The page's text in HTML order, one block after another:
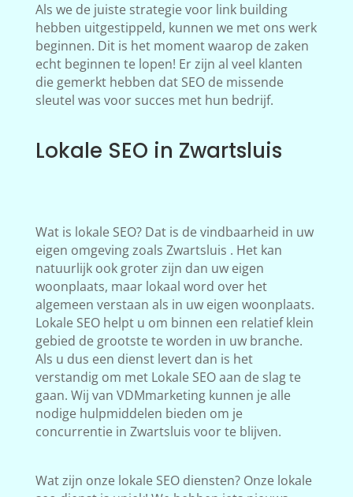
Als we de juiste strategie voor link building
hebben uitgestippeld, kunnen we met ons werk
beginnen. Dit is het moment waarop de zaken
echt beginnen te lopen! Er zijn al veel klanten
die gemerkt hebben dat SEO de missende
sleutel was voor succes met hun bedrijf.
Lokale SEO in Zwartsluis
Wat is lokale SEO? Dat is de vindbaarheid in uw
eigen omgeving zoals Zwartsluis . Het kan
natuurlijk ook groter zijn dan uw eigen
woonplaats, maar lokaal word over het
algemeen verstaan als in uw eigen woonplaats.
Lokale SEO helpt u om binnen een relatief klein
gebied de grootste te worden in uw branche.
Als u dus een dienst levert dan is het
verstandig om met Lokale SEO aan de slag te
gaan. Wij van VDMmarketing kunnen je alle
nodige hulpmiddelen bieden om je
concurrentie in Zwartsluis voor te blijven.
Wat zijn onze lokale SEO diensten? Onze lokale